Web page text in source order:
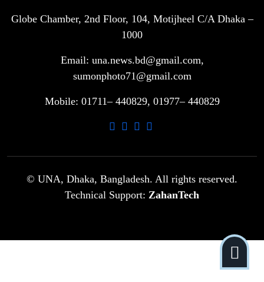
সরকারি ৩শ কেজি বই বিক্রির অভিযোগ
মাদ্রাসা সুপারের বিরুদ্ধে
গাড়ি বিক্রির পর মালিকানা পরিবর্তনে কঠোর
আ.লীগ ও বিএনপির বিরুদ্ধে সমানভাবে
ঢাবিতে মাথায় কাঁঠাল পড়ে মালির মৃত্যু
Globe Chamber, 2nd Floor, 104, Motijheel C/A Dhaka –
1000
Email: una.news.bd@gmail.com,
sumonphoto71@gmail.com
Mobile: 01711– 440829, 01977– 440829
© UNA, Dhaka, Bangladesh. All rights reserved.
Technical Support: ZahanTech